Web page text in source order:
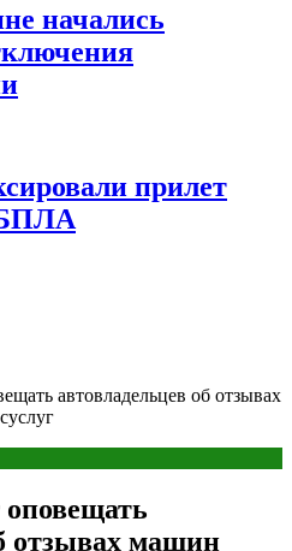
начались
прилет
БПЛА
автовладельцев об отзывах
оповещать
отзывах машин